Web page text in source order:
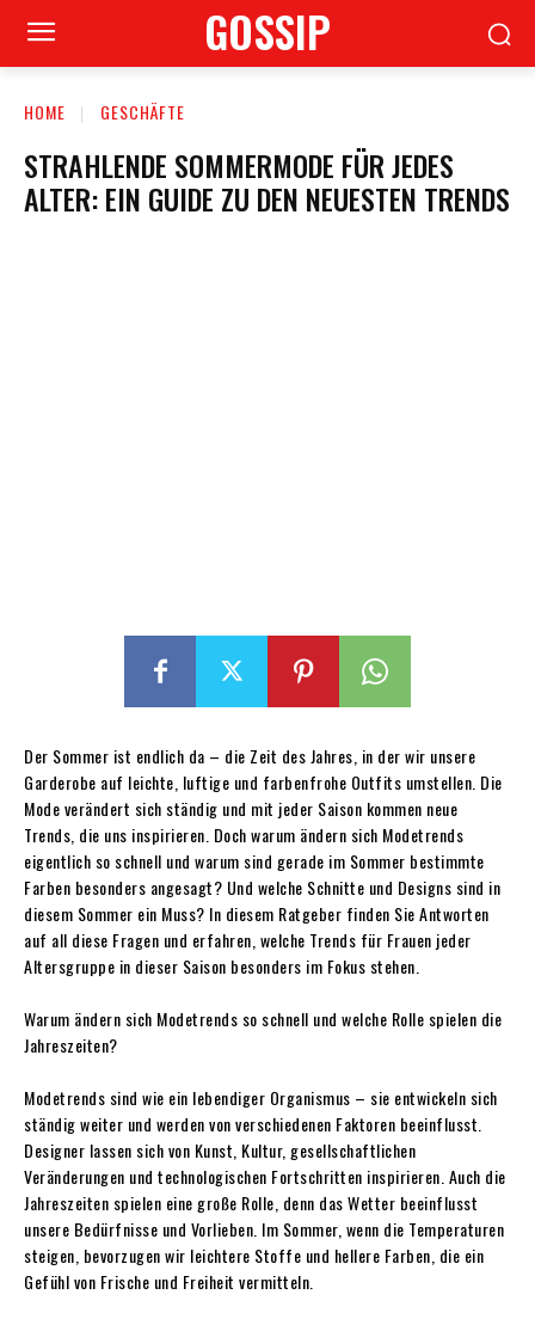
GOSSIP
HOME GESCHÄFTE
STRAHLENDE SOMMERMODE FÜR JEDES
ALTER: EIN GUIDE ZU DEN NEUESTEN TRENDS
Der Sommer ist endlich da – die Zeit des Jahres, in der wir unsere
Garderobe auf leichte, luftige und farbenfrohe Outfits umstellen. Die
Mode verändert sich ständig und mit jeder Saison kommen neue
Trends, die uns inspirieren. Doch warum ändern sich Modetrends
eigentlich so schnell und warum sind gerade im Sommer bestimmte
Farben besonders angesagt? Und welche Schnitte und Designs sind in
diesem Sommer ein Muss? In diesem Ratgeber finden Sie Antworten
auf all diese Fragen und erfahren, welche Trends für Frauen jeder
Altersgruppe in dieser Saison besonders im Fokus stehen.
Warum ändern sich Modetrends so schnell und welche Rolle spielen die
Jahreszeiten?
Modetrends sind wie ein lebendiger Organismus – sie entwickeln sich
ständig weiter und werden von verschiedenen Faktoren beeinflusst.
Designer lassen sich von Kunst, Kultur, gesellschaftlichen
Veränderungen und technologischen Fortschritten inspirieren. Auch die
Jahreszeiten spielen eine große Rolle, denn das Wetter beeinflusst
unsere Bedürfnisse und Vorlieben. Im Sommer, wenn die Temperaturen
steigen, bevorzugen wir leichtere Stoffe und hellere Farben, die ein
Gefühl von Frische und Freiheit vermitteln.